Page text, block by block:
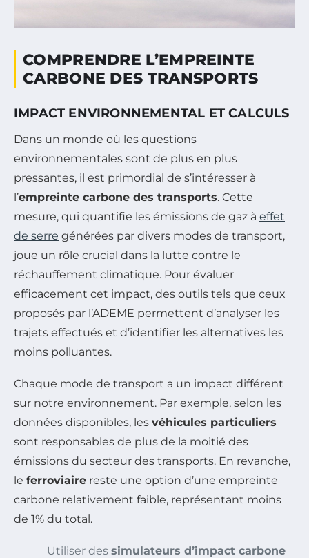
COMPRENDRE L’EMPREINTE
CARBONE DES TRANSPORTS
IMPACT ENVIRONNEMENTAL ET CALCULS
Dans un monde où les questions
environnementales sont de plus en plus
pressantes, il est primordial de s’intéresser à
l’empreinte carbone des transports. Cette
mesure, qui quantifie les émissions de gaz à effet
de serre générées par divers modes de transport,
joue un rôle crucial dans la lutte contre le
réchauffement climatique. Pour évaluer
efficacement cet impact, des outils tels que ceux
proposés par l’ADEME permettent d’analyser les
trajets effectués et d’identifier les alternatives les
moins polluantes.
Chaque mode de transport a un impact différent
sur notre environnement. Par exemple, selon les
données disponibles, les véhicules particuliers
sont responsables de plus de la moitié des
émissions du secteur des transports. En revanche,
le ferroviaire reste une option d’une empreinte
carbone relativement faible, représentant moins
de 1% du total.
Utiliser des simulateurs d’impact carbone